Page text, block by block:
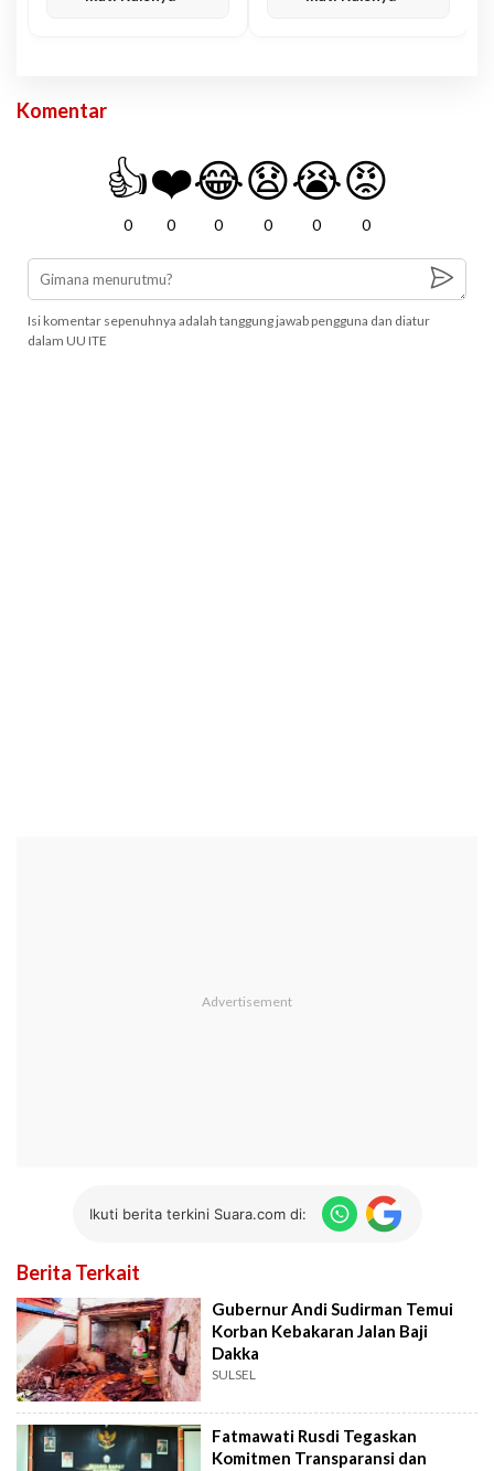
Komentar
👍
0
❤️
0
😂
0
😧
0
😭
0
😡
0
Isi komentar sepenuhnya adalah tanggung jawab pengguna dan diatur
dalam UU ITE
Ikuti berita terkini Suara.com di:
Berita Terkait
Gubernur Andi Sudirman Temui
Korban Kebakaran Jalan Baji
Dakka
SULSEL
Fatmawati Rusdi Tegaskan
Komitmen Transparansi dan